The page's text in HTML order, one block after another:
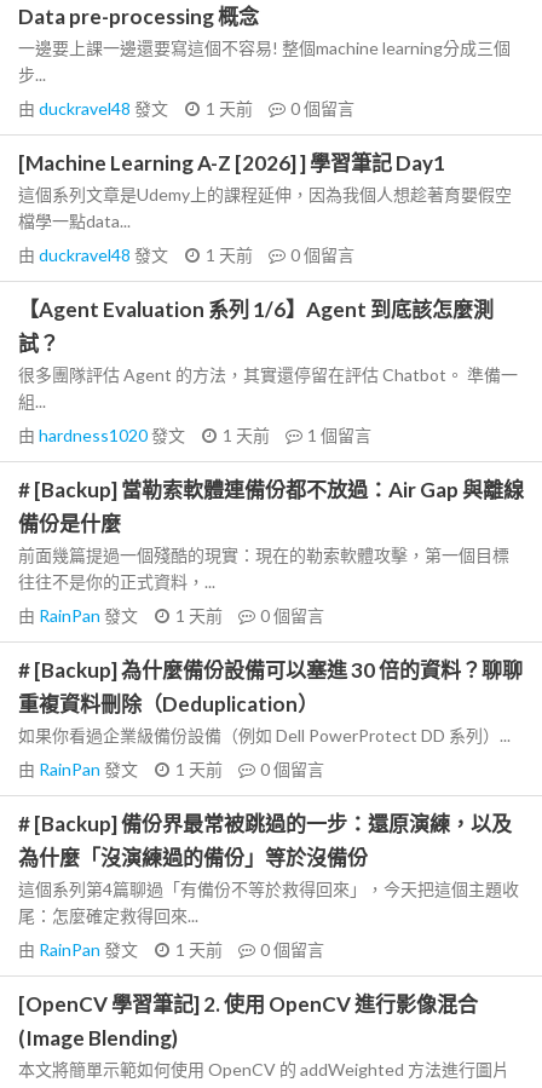
Data pre-processing 概念
一邊要上課一邊還要寫這個不容易! 整個machine learning分成三個
步...
由 duckravel48 發文 1 天前 0個留言
[Machine Learning A-Z [2026] ] 學習筆記 Day1
這個系列文章是Udemy上的課程延伸，因為我個人想趁著育嬰假空
檔學一點data...
由 duckravel48 發文 1 天前 0個留言
【Agent Evaluation 系列 1/6】Agent 到底該怎麼測
試？
很多團隊評估 Agent 的方法，其實還停留在評估 Chatbot。 準備一
組...
由 hardness1020發文 1 天前 1 個留言
# [Backup] 當勒索軟體連備份都不放過：Air Gap 與離線
備份是什麼
前面幾篇提過一個殘酷的現實：現在的勒索軟體攻擊，第一個目標
往往不是你的正式資料，...
由 RainPan 發文 1 天前 0個留言
# [Backup] 為什麼備份設備可以塞進 30 倍的資料？聊聊
重複資料刪除（Deduplication）
如果你看過企業級備份設備（例如 Dell PowerProtect DD 系列）...
由 RainPan 發文 1 天前 0個留言
# [Backup] 備份界最常被跳過的一步：還原演練，以及
為什麼「沒演練過的備份」等於沒備份
這個系列第4篇聊過「有備份不等於救得回來」，今天把這個主題收
尾：怎麼確定救得回來...
由 RainPan 發文 1 天前 0個留言
[OpenCV 學習筆記] 2. 使用 OpenCV 進行影像混合
(Image Blending)
本文將簡單示範如何使用 OpenCV 的 addWeighted 方法進行圖片